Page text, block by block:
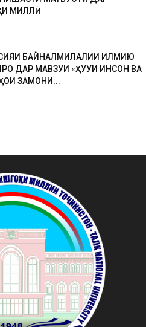
МИЛЛӢ
БАЙНАЛМИЛАЛИИ ИЛМИЮ
ДАР МАВЗУИ «ҲУҚУҚИ ИНСОН ВА
ЗАМОНИ...